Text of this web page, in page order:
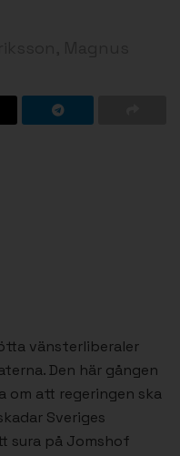
vänsterliberaler
Den här gången
om att regeringen ska
Sveriges
sura på Jomshof